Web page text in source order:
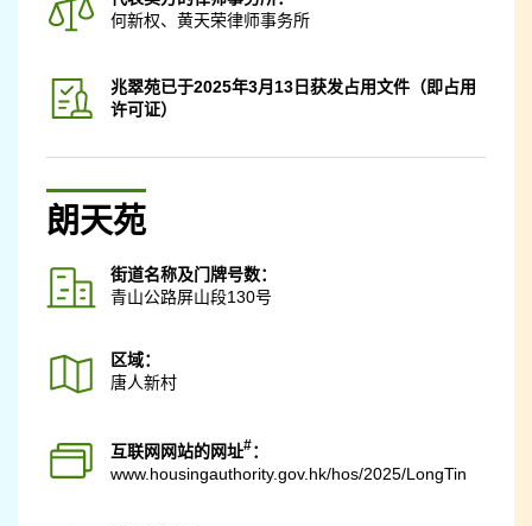
何新权、黄天荣律师事务所
兆翠苑已于2025年3月13日获发占用文件（即占用
许可证）
朗天苑
街道名称及门牌号数：
青山公路屏山段130号
区域：
唐人新村
互联网网站的网址#：
www.housingauthority.gov.hk/hos/2025/LongTin